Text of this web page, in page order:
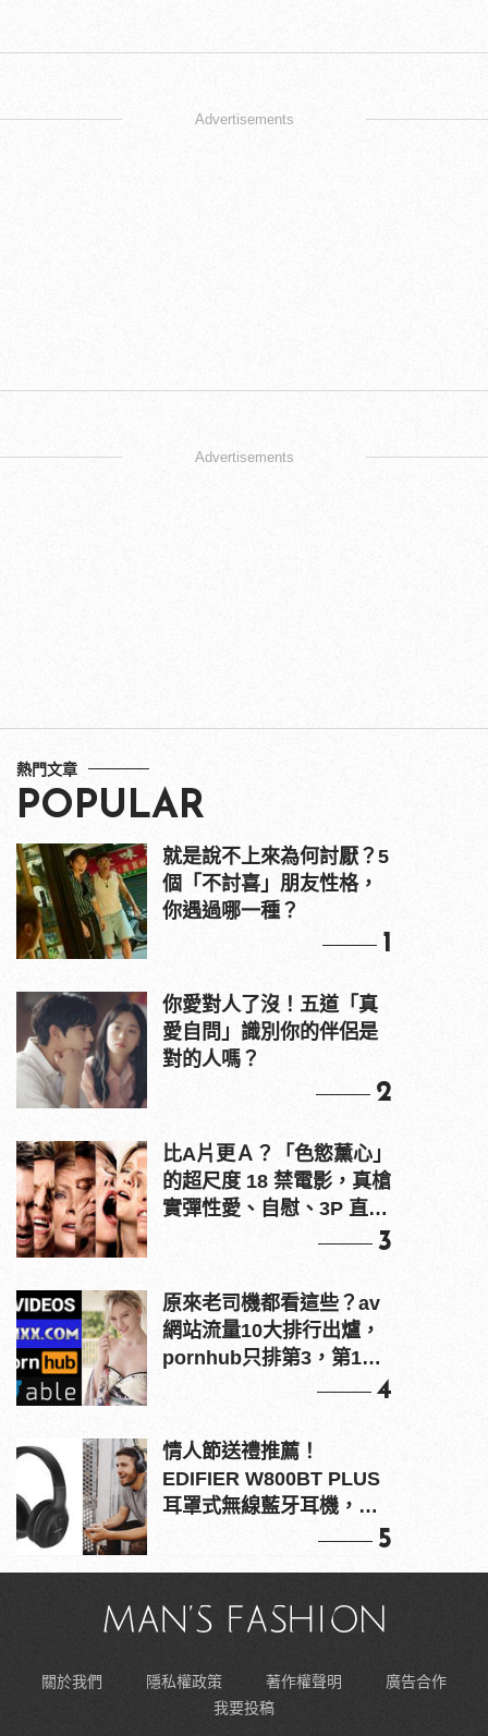
Advertisements
Advertisements
熱門文章
POPULAR
就是說不上來為何討厭？5
個「不討喜」朋友性格，
你遇過哪一種？
1
你愛對人了沒！五道「真
愛自問」識別你的伴侶是
對的人嗎？
2
比A片更Ａ？「色慾薰心」
的超尺度 18 禁電影，真槍
實彈性愛、自慰、3P 直接
3
原來老司機都看這些？av
網站流量10大排行出爐，
pornhub只排第3，第1名
4
情人節送禮推薦！
EDIFIER W800BT PLUS
耳罩式無線藍牙耳機，在
5
關於我們 隱私權政策 著作權聲明
廣告合作
我要投稿